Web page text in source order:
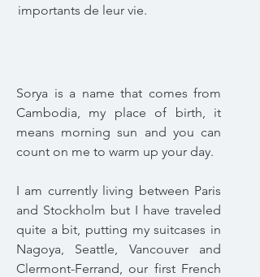
importants de leur vie.
Sorya is a name that comes from
Cambodia, my place of birth, it
means morning sun and you can
count on me to warm up your day.
I am currently living between Paris
and Stockholm but I have traveled
quite a bit, putting my suitcases in
Nagoya, Seattle, Vancouver and
Clermont-Ferrand, our first French